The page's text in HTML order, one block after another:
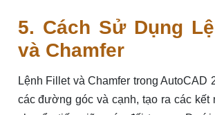
5. Cách Sử Dụng
và Chamfer
Lệnh Fillet và Chamfer trong AutoCAD
các đường góc và cạnh, tạo ra các kết